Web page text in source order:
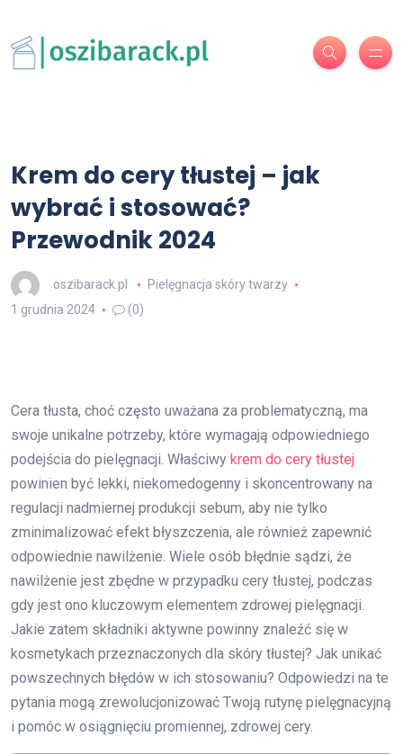
Krem do cery tłustej – jak
wybrać i stosować?
Przewodnik 2024
oszibarack.pl
Pielęgnacja skóry twarzy
1 grudnia 2024
(0)
Cera tłusta, choć często uważana za problematyczną, ma
swoje unikalne potrzeby, które wymagają odpowiedniego
podejścia do pielęgnacji. Właściwy krem do cery tłustej
powinien być lekki, niekomedogenny i skoncentrowany na
regulacji nadmiernej produkcji sebum, aby nie tylko
zminimalizować efekt błyszczenia, ale również zapewnić
odpowiednie nawilżenie. Wiele osób błędnie sądzi, że
nawilżenie jest zbędne w przypadku cery tłustej, podczas
gdy jest ono kluczowym elementem zdrowej pielęgnacji.
Jakie zatem składniki aktywne powinny znaleźć się w
kosmetykach przeznaczonych dla skóry tłustej? Jak unikać
powszechnych błędów w ich stosowaniu? Odpowiedzi na te
pytania mogą zrewolucjonizować Twoją rutynę pielęgnacyjną
i pomóc w osiągnięciu promiennej, zdrowej cery.